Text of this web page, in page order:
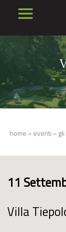
home » eventi »
11
Villa